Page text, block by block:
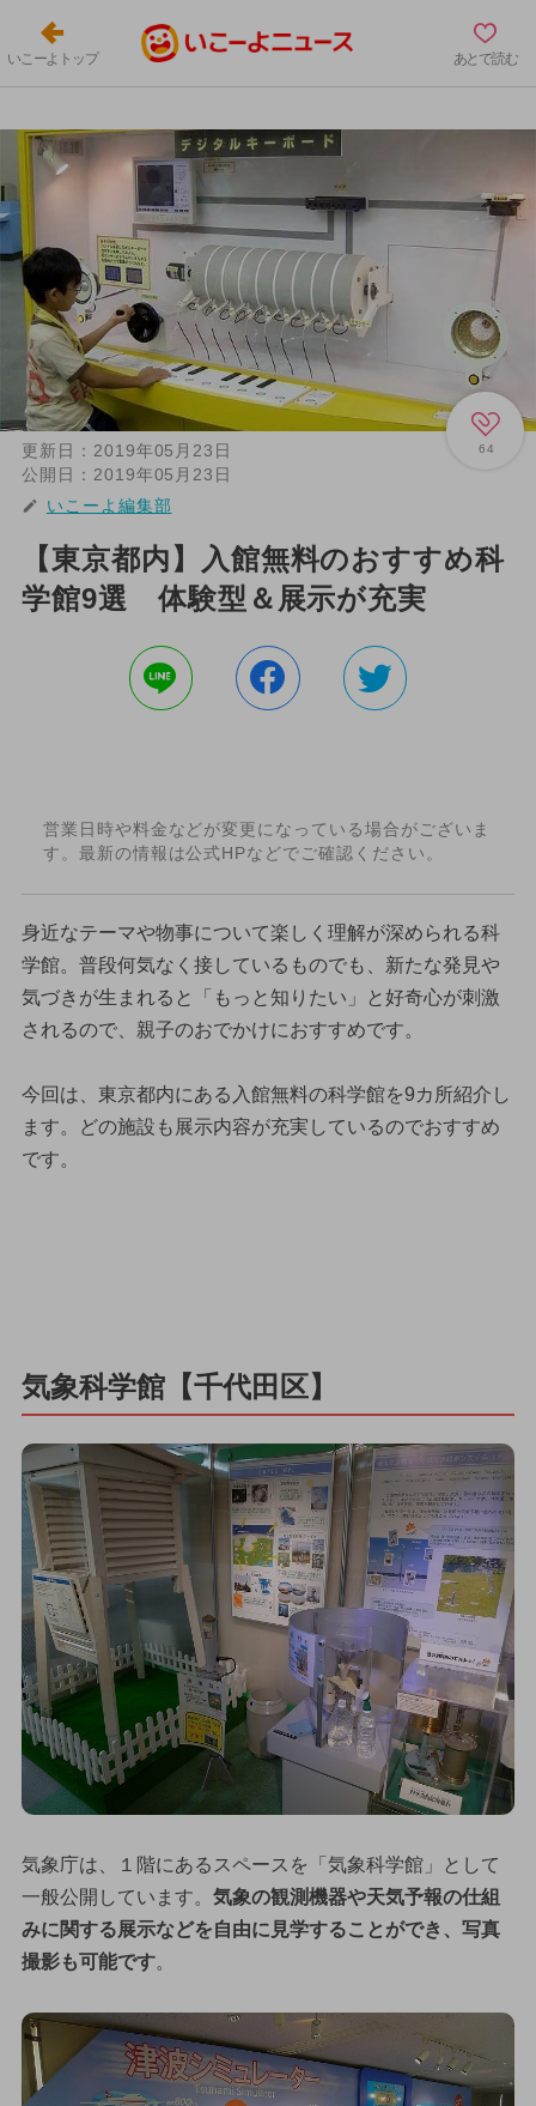
いこーよトップ あとで読む
64
更新日： 2019年05月23日
公開日： 2019年05月23日
いこーよ編集部
【東京都内】入館無料のおすすめ科
学館9選 体験型＆展示が充実
営業日時や料金などが変更になっている場合がございま
す。最新の情報は公式HPなどでご確認ください。
身近なテーマや物事について楽しく理解が深められる科
学館。普段何気なく接しているものでも、新たな発見や
気づきが生まれると「もっと知りたい」と好奇心が刺激
されるので、親子のおでかけにおすすめです。
今回は、東京都内にある入館無料の科学館を9カ所紹介し
ます。どの施設も展示内容が充実しているのでおすすめ
です。
気象科学館【千代田区】
気象庁は、１階にあるスペースを「気象科学館」として
一般公開しています。 気象の観測機器や天気予報の仕組
みに関する展示などを自由に見学することができ、写真
撮影も可能です。